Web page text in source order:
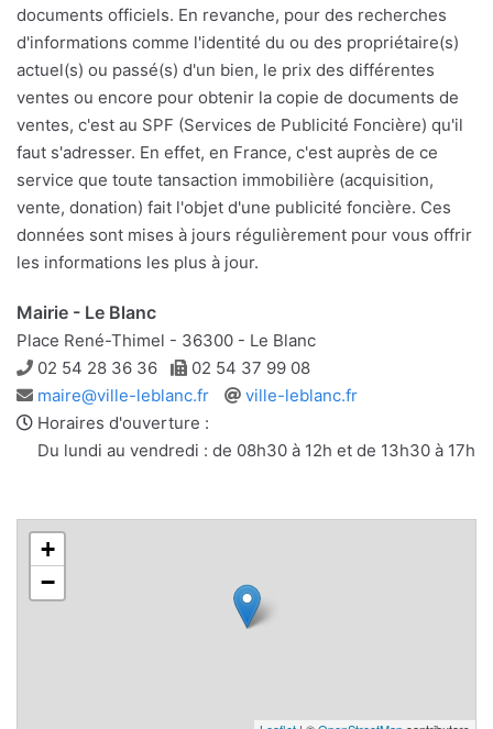
documents officiels. En revanche, pour des recherches
d'informations comme l'identité du ou des propriétaire(s)
actuel(s) ou passé(s) d'un bien, le prix des différentes
ventes ou encore pour obtenir la copie de documents de
ventes, c'est au SPF (Services de Publicité Foncière) qu'il
faut s'adresser. En effet, en France, c'est auprès de ce
service que toute tansaction immobilière (acquisition,
vente, donation) fait l'objet d'une publicité foncière. Ces
données sont mises à jours régulièrement pour vous offrir
les informations les plus à jour.
Mairie - Le Blanc
Place René-Thimel - 36300 - Le Blanc
Téléphone
02 54 28 36 36 Télécopie
02 54 37 99 08
Adresse
e-
mail
maire@ville-leblanc.fr
Site
ville-leblanc.fr
Horaires d'ouverture :
Du lundi au vendredi : de 08h30 à 12h et de 13h30 à 17h
+
−